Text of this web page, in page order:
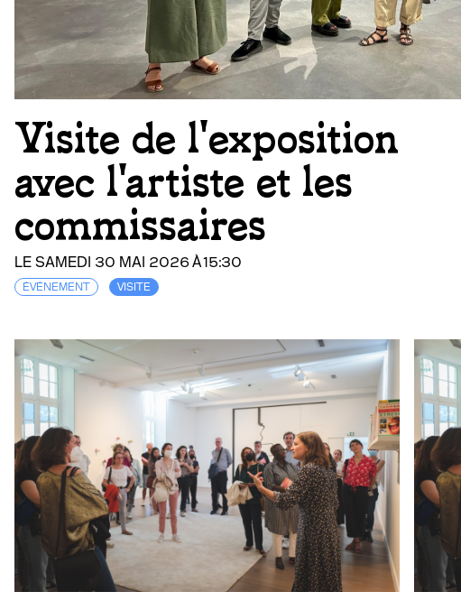
Visite de l'exposition
avec l'artiste et les
commissaires
LE SAMEDI 30 MAI 2026 À 15:30
ÉVÉNEMENT VISITE